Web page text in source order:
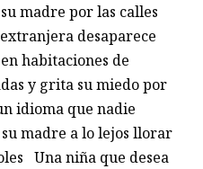
madre por las calles
desaparece
habitaciones de
y grita su miedo por
idioma que nadie
madre a lo lejos llorar
Una niña que desea